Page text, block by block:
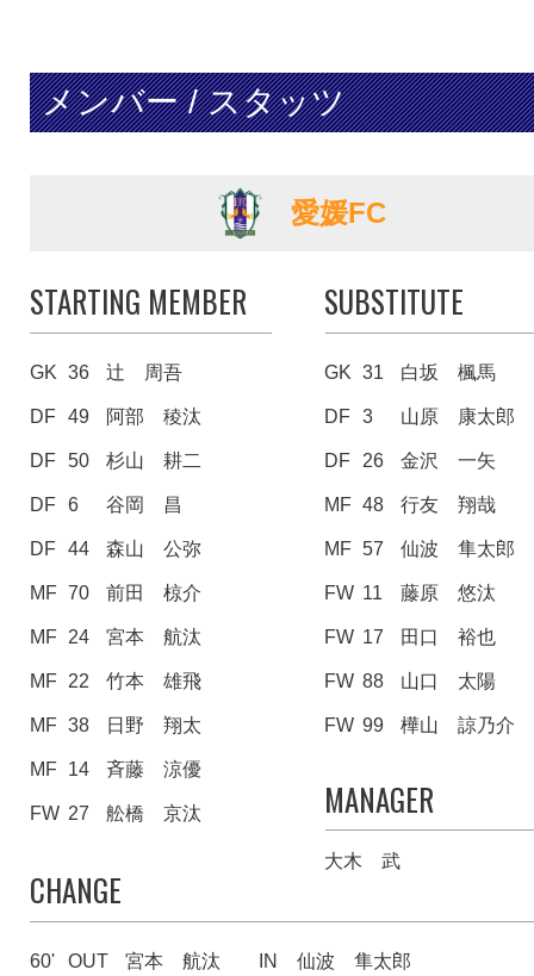
メンバー / スタッツ
愛媛FC
STARTING MEMBER
GK 36 辻 周吾
DF 49 阿部 稜汰
DF 50 杉山 耕二
DF 6 谷岡 昌
DF 44 森山 公弥
MF 70 前田 椋介
MF 24 宮本 航汰
MF 22 竹本 雄飛
MF 38 日野 翔太
MF 14 斉藤 涼優
FW 27 舩橋 京汰
SUBSTITUTE
GK 31 白坂 楓馬
DF 3 山原 康太郎
DF 26 金沢 一矢
MF 48 行友 翔哉
MF 57 仙波 隼太郎
FW 11 藤原 悠汰
FW 17 田口 裕也
FW 88 山口 太陽
FW 99 樺山 諒乃介
MANAGER
大木 武
CHANGE
60' OUT 宮本 航汰 IN 仙波 隼太郎